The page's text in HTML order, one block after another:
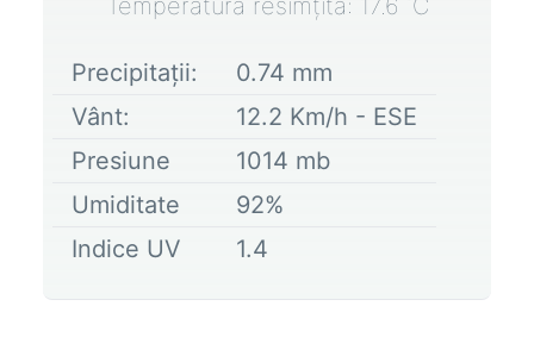
Temperatura resimțită: 17.6 ˚C
Precipitații: 0.74 mm
Vânt:
12.2 Km/h - ESE
Presiune
1014 mb
Umiditate
92%
Indice UV
1.4